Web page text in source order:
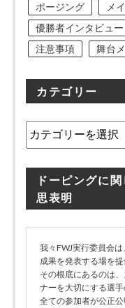
ポージング
メ
優勝者インタビュー
注意事項
舞台
カテゴリー
テ
リ
ドーピングに
思表明
我々FWJ実行委員会
成果を発表する場を提
その根底にあるのは
ナーを大切にする選手
全ての参加者が公正